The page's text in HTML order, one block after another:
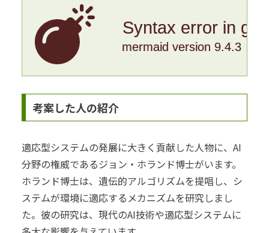
Syntax error in
mermaid version 9.4.3
考案した人の紹介
適応型システムの発展に大きく貢献した人物に、AI
分野の権威であるジョン・ホランド博士がいます。
ホランド博士は、遺伝的アルゴリズムを提唱し、シ
ステムが環境に適応するメカニズムを研究しまし
た。彼の研究は、現代のAI技術や適応型システムに